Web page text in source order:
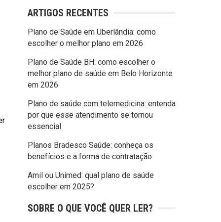
ARTIGOS RECENTES
Plano de Saúde em Uberlândia: como
escolher o melhor plano em 2026
Plano de Saúde BH: como escolher o
melhor plano de saúde em Belo Horizonte
em 2026
Plano de saúde com telemedicina: entenda
por que esse atendimento se tornou
essencial
Planos Bradesco Saúde: conheça os
benefícios e a forma de contratação
Amil ou Unimed: qual plano de saúde
escolher em 2025?
SOBRE O QUE VOCÊ QUER LER?